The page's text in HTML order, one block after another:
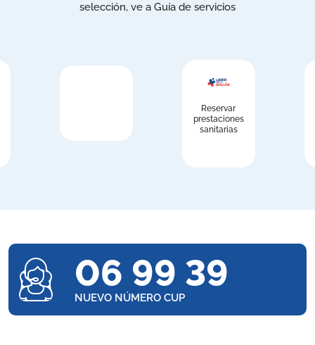
selección, ve a Guía de servicios
Reservar
prestaciones
sanitarias
06 99 39
NUEVO NÚMERO CUP